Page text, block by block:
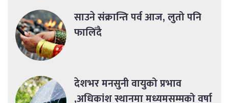
साउने संक्रान्ति पर्व आज, लुतो पनि
फालिँदै
देशभर मनसुनी वायुको प्रभाव
,अधिकांश स्थानमा मध्यमसम्मको वर्षा